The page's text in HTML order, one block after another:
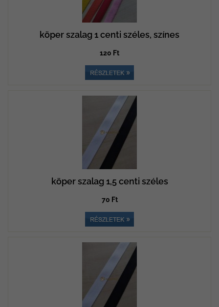
köper szalag 1 centi széles, színes
120 Ft
köper szalag 1,5 centi széles
70 Ft